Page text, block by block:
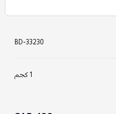
BD-33230
1 كجم